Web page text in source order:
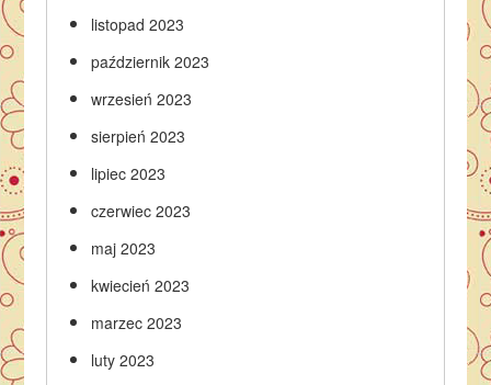
listopad 2023
październik 2023
wrzesień 2023
sierpień 2023
lipiec 2023
czerwiec 2023
maj 2023
kwiecień 2023
marzec 2023
luty 2023